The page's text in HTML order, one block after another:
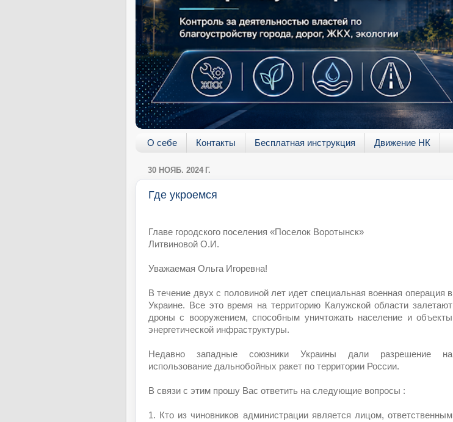
О себе Контакты Бесплатная инструкция Движение НК
30 НОЯБ. 2024 Г.
Где укроемся
Главе городского поселения «Поселок Воротынск»
Литвиновой О.И.
Уважаемая Ольга Игоревна!
В течение двух с половиной лет идет специальная военная операция в
Украине. Все это время на территорию Калужской области залетают
дроны с вооружением, способным уничтожать население и объекты
энергетической инфраструктуры.
Недавно западные союзники Украины дали разрешение на
использование дальнобойных ракет по территории России.
В связи с этим прошу Вас ответить на следующие вопросы :
1. Кто из чиновников администрации является лицом, ответственным